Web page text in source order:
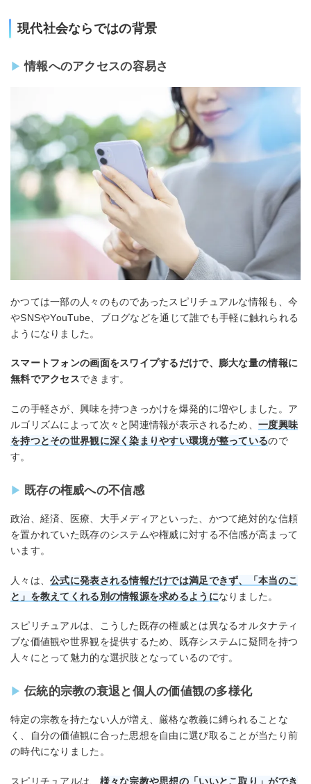
現代社会ならではの背景
情報へのアクセスの容易さ
かつては一部の人々のものであったスピリチュアルな情報も、今
やSNSやYouTube、ブログなどを通じて誰でも手軽に触れられる
ようになりました。
スマートフォンの画面をスワイプするだけで、膨大な量の情報に
無料でアクセスできます。
この手軽さが、興味を持つきっかけを爆発的に増やしました。ア
ルゴリズムによって次々と関連情報が表示されるため、 一度興味
を持つとその世界観に深く染まりやすい環境が整っているので
す。
既存の権威への不信感
政治、経済、医療、大手メディアといった、かつて絶対的な信頼
を置かれていた既存のシステムや権威に対する不信感が高まって
います。
人々は、公式に発表される情報だけでは満足できず、「本当のこ
と」を教えてくれる別の情報源を求めるようになりました。
スピリチュアルは、こうした既存の権威とは異なるオルタナティ
ブな価値観や世界観を提供するため、既存システムに疑問を持つ
人々にとって魅力的な選択肢となっているのです。
伝統的宗教の衰退と個人の価値観の多様化
特定の宗教を持たない人が増え、厳格な教義に縛られることな
く、自分の価値観に合った思想を自由に選び取ることが当たり前
の時代になりました。
スピリチュアルは、 様々な宗教や思想の「いいとこ取り」ができ